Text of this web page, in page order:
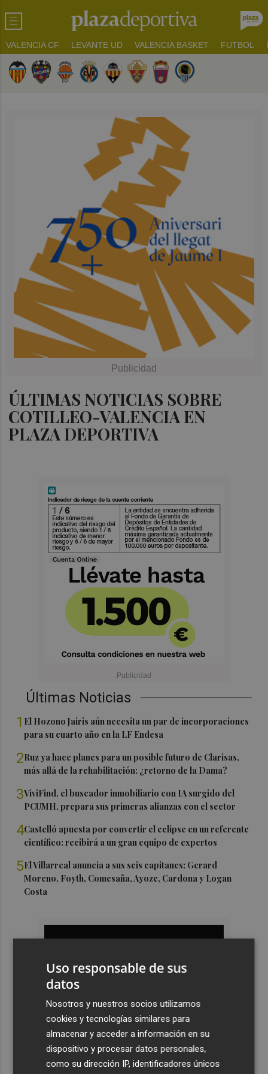
VALENCIA CF LEVANTE UD VALENCIA BASKET FUTBOL
ÚLTIMAS NOTICIAS SOBRE
COTILLEO-VALENCIA EN
PLAZA DEPORTIVA
Últimas Noticias
1 El Hozono Jairis aún necesita un par de incorporaciones
para su cuarto año en la LF Endesa
2Ruz ya hace planes para un posible futuro de Clarisas,
más allá de la rehabilitación: ¿retorno de la Dama?
3ViviFind, el buscador inmobiliario con IA surgido del
PCUMH, prepara sus primeras alianzas con el sector
4Castelló apuesta por convertir el eclipse en un referente
científico: recibirá a un gran equipo de expertos
5El Villarreal anuncia a sus seis capitanes: Gerard
Moreno, Foyth, Comesaña, Ayoze, Cardona y Logan
Costa
Uso responsable de sus
datos
Nosotros y nuestros socios utilizamos
cookies y tecnologías similares para
almacenar y acceder a información en su
dispositivo y procesar datos personales,
como su dirección IP, identificadores únicos